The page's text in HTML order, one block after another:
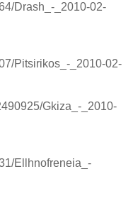
Drash_-_2010-02-
Pitsirikos_-_2010-02-
Gkiza_-_2010-
Ellhnofreneia_-